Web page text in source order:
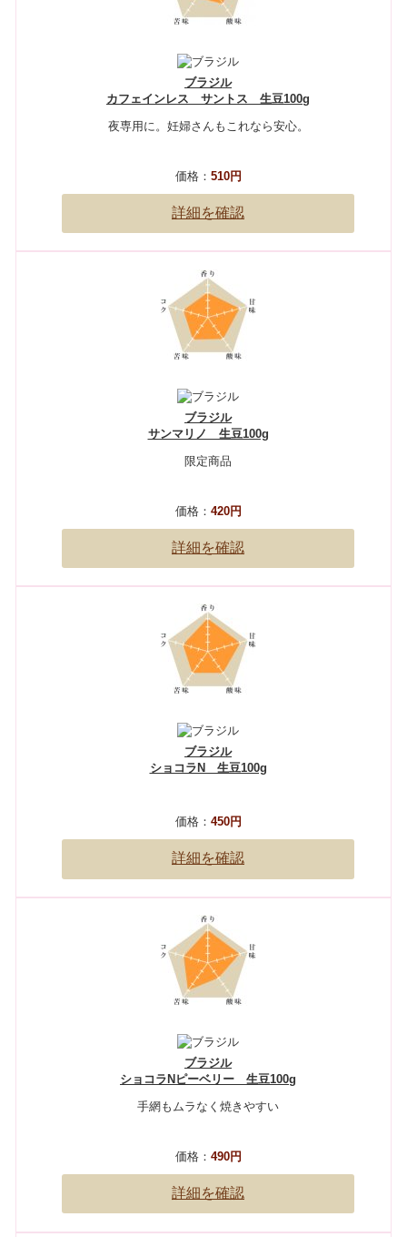
ブラジル
カフェインレス サントス 生豆100g
夜専用に。妊婦さんもこれなら安心。
価格： 510円
詳細を確認
ブラジル
サンマリノ 生豆100g
限定商品
価格： 420円
詳細を確認
ブラジル
ショコラN 生豆100g
価格： 450円
詳細を確認
ブラジル
ショコラNピーベリー 生豆100g
手網もムラなく焼きやすい
価格： 490円
詳細を確認